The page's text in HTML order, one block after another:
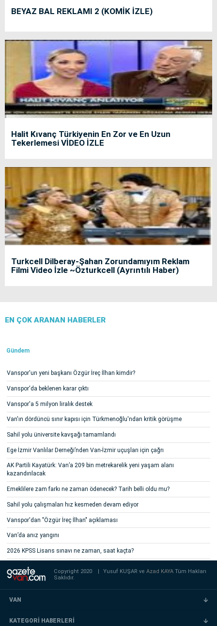
BEYAZ BAL REKLAMI 2 (KOMİK İZLE)
Halit Kıvanç Türkiyenin En Zor ve En Uzun
Tekerlemesi VİDEO İZLE
Turkcell Dilberay-Şahan Zorundamıyım Reklam
Filmi Video İzle ~Özturkcell (Ayrıntılı Haber)
EN ÇOK ARANAN HABERLER
Gündem
Vanspor'un yeni başkanı Özgür İreç İlhan kimdir?
Vanspor'da beklenen karar çıktı
Vanspor'a 5 milyon liralık destek
Van'ın dördüncü sınır kapısı için Türkmenoğlu'ndan kritik görüşme
Sahil yolu üniversite kavşağı tamamlandı
Ege İzmir Vanlılar Derneği’nden Van-İzmir uçuşları için çağrı
AK Partili Kayatürk: Van’a 209 bin metrekarelik yeni yaşam alanı
kazandırılacak
Emeklilere zam farkı ne zaman ödenecek? Tarih belli oldu mu?
Sahil yolu çalışmaları hız kesmeden devam ediyor
Vanspor'dan "Özgür İreç İlhan" açıklaması
Van’da anız yangını
2026 KPSS Lisans sınavı ne zaman, saat kaçta?
Copyright 2020 Yusuf KUŞAR veAzad KAYATüm Hakları
Saklıdır.
VAN
KATEGORİ HABERLERİ